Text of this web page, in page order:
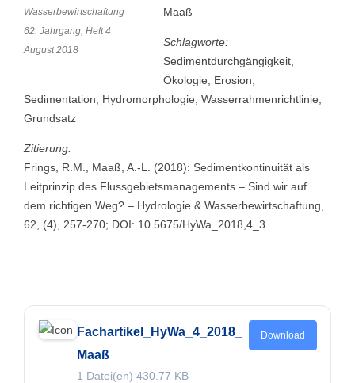
Wasserbewirtschaftung
62. Jahrgang, Heft 4
August 2018
Maaß
Schlagworte:
Sedimentdurchgängigkeit,
Ökologie, Erosion,
Sedimentation, Hydromorphologie, Wasserrahmenrichtlinie,
Grundsatz
Zitierung:
Frings, R.M., Maaß, A.-L. (2018): Sedimentkontinuität als
Leitprinzip des Flussgebietsmanagements – Sind wir auf
dem richtigen Weg? – Hydrologie & Wasserbewirtschaftung,
62, (4), 257-270; DOI: 10.5675/HyWa_2018,4_3
Fachartikel_HyWa_4_2018_
Maaß
1 Datei(en) 430.77 KB
Download